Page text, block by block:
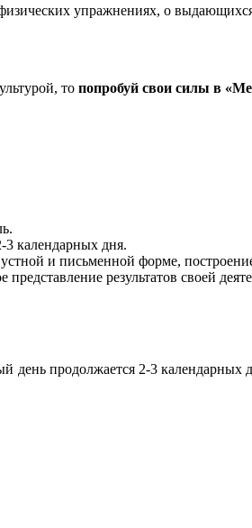
упражнениях, о
то попробуй свои силы в
календарных дня.
и письменной форме,
результатов своей
день продолжается 2-3